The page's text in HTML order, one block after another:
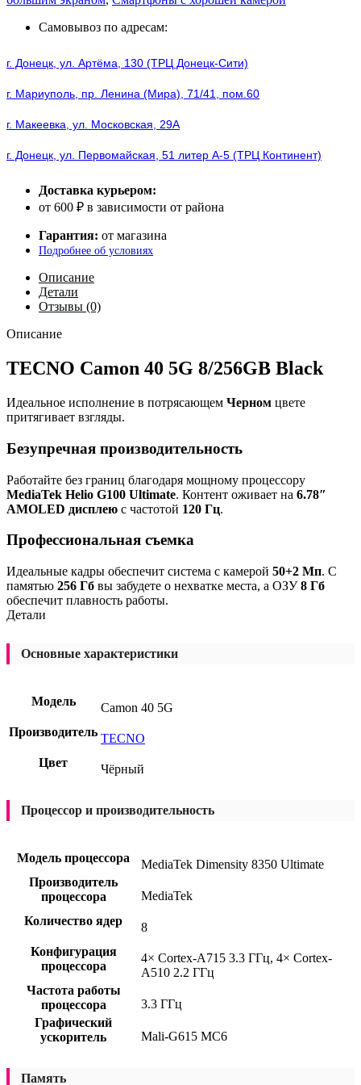
8/256GBСамовывоз по адресам:
г. Донецк, ул. Артёма, 130 (ТРЦ Донецк-Сити)
г. Мариуполь, пр. Ленина (Мира), 71/41, пом.60
г. Макеевка, ул. Московская, 29А
г. Донецк, ул. Первомайская, 51 литер А-5 (ТРЦ Континент)
Доставка курьером:
от 600 ₽ в зависимости от района
Гарантия: от магазина
Подробнее об условиях
Описание
Детали
Отзывы (0)
Описание
TECNO Camon 40 5G 8/256GB Black
Идеальное исполнение в потрясающем Черном цвете
притягивает взгляды.
Безупречная производительность
Работайте без границ благодаря мощному процессору
MediaTek Helio G100 Ultimate. Контент оживает на 6.78″
AMOLED дисплею с частотой 120 Гц.
Профессиональная съемка
Идеальные кадры обеспечит система с камерой 50+2 Мп. С
памятью 256 Гб вы забудете о нехватке места, а ОЗУ8 Гб
обеспечит плавность работы.
Детали
Основные характеристики
Модель
Camon 40 5G
Производитель TECNO
Цвет
Чёрный
Процессор и производительность
Модель процессора
MediaTek Dimensity 8350 Ultimate
Производитель
процессора
MediaTek
Количество ядер
8
Конфигурация
процессора
4× Cortex-A715 3.3 ГГц, 4× Cortex-
A510 2.2 ГГц
Частота работы
процессора
3.3 ГГц
Графический
ускоритель
Mali-G615 MC6
Память